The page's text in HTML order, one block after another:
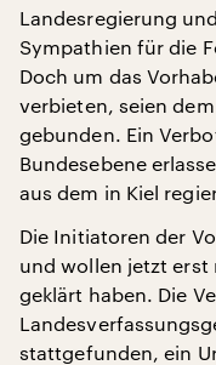
Landesregierung
Sympathien für die
Doch um das
verbieten, seien
gebunden. Ein
Bundesebene
aus dem in Kiel
Die Initiatoren der
und wollen jetzt erst
geklärt haben. Die
stattgefunden, ein